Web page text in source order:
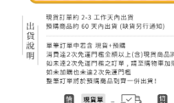
每筆NT$80，滿NT$999(含以上)免運費
7-11取貨付款
每筆NT$80，滿NT$999(含以上)免運費
7-11純取貨 (先付款